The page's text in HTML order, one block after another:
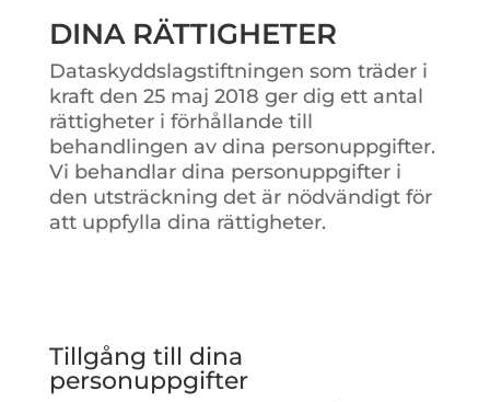
DINA RÄTTIGHETER
Dataskyddslagstiftningen som träder i
kraft den 25 maj 2018 ger dig ett antal
rättigheter i förhållande till
behandlingen av dina personuppgifter.
Vi behandlar dina personuppgifter i
den utsträckning det är nödvändigt för
att uppfylla dina rättigheter.
Tillgång till dina
personuppgifter